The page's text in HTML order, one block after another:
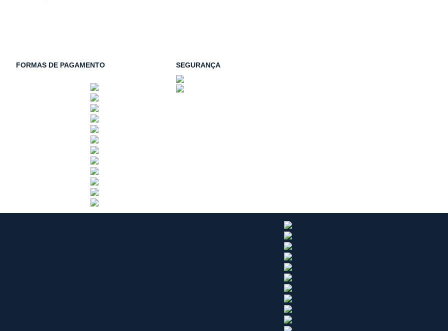
FORMAS DE PAGAMENTO SEGURANÇA